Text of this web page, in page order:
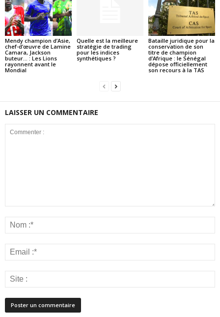
Mendy champion d’Asie,
chef-d’œuvre de Lamine
Camara, Jackson
buteur… : Les Lions
rayonnent avant le
Mondial
Quelle est la meilleure
stratégie de trading
pour les indices
synthétiques ?
Bataille juridique pour la
conservation de son
titre de champion
d’Afrique : le Sénégal
dépose officiellement
son recours à la TAS
LAISSER UN COMMENTAIRE